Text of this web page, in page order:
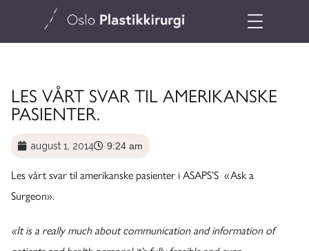
LES VÅRT SVAR TIL AMERIKANSKE
PASIENTER.
august 1, 2014 9:24 am
Les vårt svar til amerikanske pasienter i ASAPS’S «Ask a
Surgeon».
«It is a really much about communication and information of